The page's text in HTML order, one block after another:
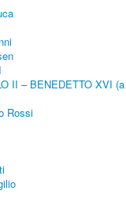
II – BENEDETTO XVI
Rossi